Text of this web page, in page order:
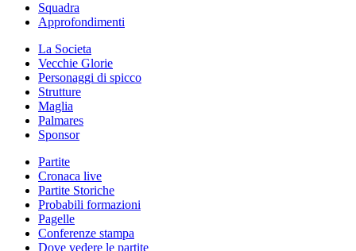
Squadra
Approfondimenti
La Societa
Vecchie Glorie
Personaggi di spicco
Strutture
Maglia
Palmares
Sponsor
Partite
Cronaca live
Partite Storiche
Probabili formazioni
Pagelle
Conferenze stampa
Dove vedere le partite